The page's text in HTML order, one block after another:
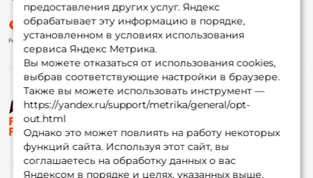
предоставления других услуг. Яндекс
обрабатывает эту информацию в порядке,
установленном в условиях использования
сервиса Яндекс Метрика.
Вы можете отказаться от использования cookies,
выбрав соответствующие настройки в браузере.
Также вы можете использовать инструмент —
https://yandex.ru/support/metrika/general/opt-
out.html
Однако это может повлиять на работу некоторых
функций сайта. Используя этот сайт, вы
соглашаетесь на обработку данных о вас
Яндексом в порядке и целях, указанных выше.
© ФоксФишинг, 2009-2026